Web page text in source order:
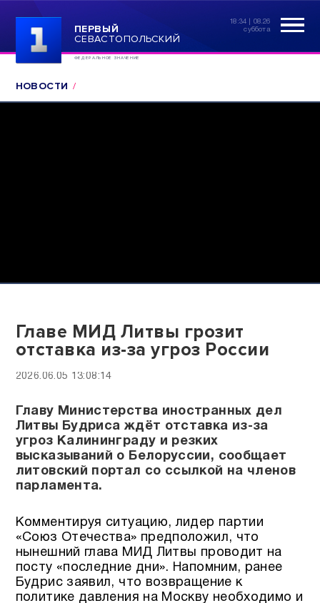
ПЕРВЫЙ
СЕВАСТОПОЛЬСКИЙ
ФЕДЕРАЛЬНОЕ ЗНАЧЕНИЕ
18:34 | 08.26
суббота
НОВОСТИ
Главе МИД Литвы грозит
отставка из-за угроз России
2026.06.05 13:08:14
Главу Министерства иностранных дел
Литвы Будриса ждёт отставка из-за
угроз Калининграду и резких
высказываний о Белоруссии, сообщает
литовский портал со ссылкой на членов
парламента.
Комментируя ситуацию, лидер партии
«Союз Отечества» предположил, что
нынешний глава МИД Литвы проводит на
посту «последние дни». Напомним, ранее
Будрис заявил, что возвращение к
политике давления на Москву необходимо и